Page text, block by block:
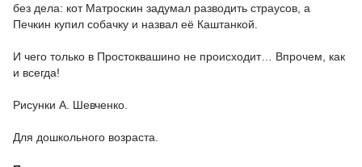
без дела: кот Матроскин задумал разводить страусов, а
Печкин купил собачку и назвал её Каштанкой.
И чего только в Простоквашино не происходит… Впрочем, как
и всегда!
Рисунки А. Шевченко.
Для дошкольного возраста.